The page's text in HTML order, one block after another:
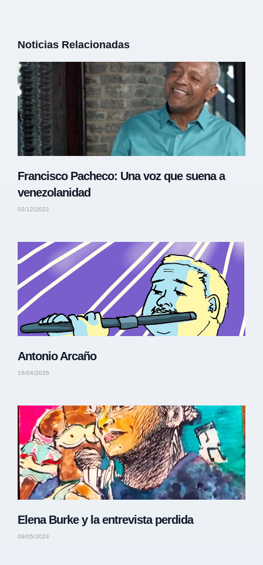
Noticias Relacionadas
Francisco Pacheco: Una voz que suena a
venezolanidad
02/12/2022
Antonio Arcaño
16/04/2026
Elena Burke y la entrevista perdida
09/05/2024